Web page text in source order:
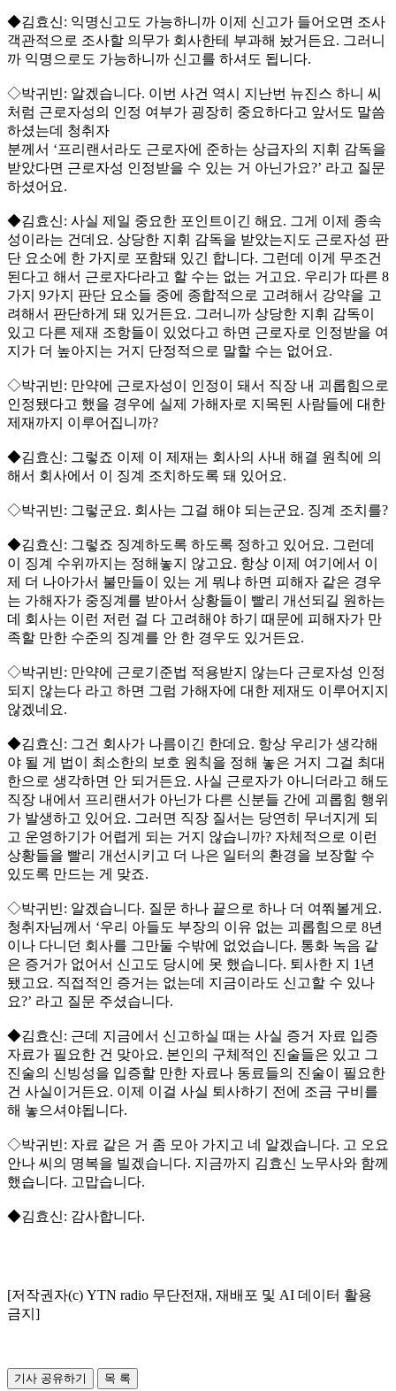
◆김효신: 익명신고도 가능하니까 이제 신고가 들어오면 조사
객관적으로 조사할 의무가 회사한테 부과해 놨거든요. 그러니
까 익명으로도 가능하니까 신고를 하셔도 됩니다.
◇박귀빈: 알겠습니다. 이번 사건 역시 지난번 뉴진스 하니 씨
처럼 근로자성의 인정 여부가 굉장히 중요하다고 앞서도 말씀
하셨는데 청취자
분께서 ‘프리랜서라도 근로자에 준하는 상급자의 지휘 감독을
받았다면 근로자성 인정받을 수 있는 거 아닌가요?’ 라고 질문
하셨어요.
◆김효신: 사실 제일 중요한 포인트이긴 해요. 그게 이제 종속
성이라는 건데요. 상당한 지휘 감독을 받았는지도 근로자성 판
단 요소에 한 가지로 포함돼 있긴 합니다. 그런데 이게 무조건
된다고 해서 근로자다라고 할 수는 없는 거고요. 우리가 따른 8
가지 9가지 판단 요소들 중에 종합적으로 고려해서 강약을 고
려해서 판단하게 돼 있거든요. 그러니까 상당한 지휘 감독이
있고 다른 제재 조항들이 있었다고 하면 근로자로 인정받을 여
지가 더 높아지는 거지 단정적으로 말할 수는 없어요.
◇박귀빈: 만약에 근로자성이 인정이 돼서 직장 내 괴롭힘으로
인정됐다고 했을 경우에 실제 가해자로 지목된 사람들에 대한
제재까지 이루어집니까?
◆김효신: 그렇죠 이제 이 제재는 회사의 사내 해결 원칙에 의
해서 회사에서 이 징계 조치하도록 돼 있어요.
◇박귀빈: 그렇군요. 회사는 그걸 해야 되는군요. 징계 조치를?
◆김효신: 그렇죠 징계하도록 하도록 정하고 있어요. 그런데
이 징계 수위까지는 정해놓지 않고요. 항상 이제 여기에서 이
제 더 나아가서 불만들이 있는 게 뭐냐 하면 피해자 같은 경우
는 가해자가 중징계를 받아서 상황들이 빨리 개선되길 원하는
데 회사는 이런 저런 걸 다 고려해야 하기 때문에 피해자가 만
족할 만한 수준의 징계를 안 한 경우도 있거든요.
◇박귀빈: 만약에 근로기준법 적용받지 않는다 근로자성 인정
되지 않는다 라고 하면 그럼 가해자에 대한 제재도 이루어지지
않겠네요.
◆김효신: 그건 회사가 나름이긴 한데요. 항상 우리가 생각해
야 될 게 법이 최소한의 보호 원칙을 정해 놓은 거지 그걸 최대
한으로 생각하면 안 되거든요. 사실 근로자가 아니더라고 해도
직장 내에서 프리랜서가 아닌가 다른 신분들 간에 괴롭힘 행위
가 발생하고 있어요. 그러면 직장 질서는 당연히 무너지게 되
고 운영하기가 어렵게 되는 거지 않습니까? 자체적으로 이런
상황들을 빨리 개선시키고 더 나은 일터의 환경을 보장할 수
있도록 만드는 게 맞죠.
◇박귀빈: 알겠습니다. 질문 하나 끝으로 하나 더 여쭤볼게요.
청취자님께서 ‘우리 아들도 부장의 이유 없는 괴롭힘으로 8년
이나 다니던 회사를 그만둘 수밖에 없었습니다. 통화 녹음 같
은 증거가 없어서 신고도 당시에 못 했습니다. 퇴사한 지 1년
됐고요. 직접적인 증거는 없는데 지금이라도 신고할 수 있나
요?’ 라고 질문 주셨습니다.
◆김효신: 근데 지금에서 신고하실 때는 사실 증거 자료 입증
자료가 필요한 건 맞아요. 본인의 구체적인 진술들은 있고 그
진술의 신빙성을 입증할 만한 자료나 동료들의 진술이 필요한
건 사실이거든요. 이제 이걸 사실 퇴사하기 전에 조금 구비를
해 놓으셔야됩니다.
◇박귀빈: 자료 같은 거 좀 모아 가지고 네 알겠습니다. 고 오요
안나 씨의 명복을 빌겠습니다. 지금까지 김효신 노무사와 함께
했습니다. 고맙습니다.
◆김효신: 감사합니다.
[저작권자(c) YTN radio 무단전재, 재배포 및 AI 데이터 활용
금지]
기사 공유하기 목 록